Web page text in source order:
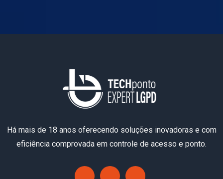
Há mais de 18 anos oferecendo soluções inovadoras e com
eficiência comprovada em controle de acesso e ponto.